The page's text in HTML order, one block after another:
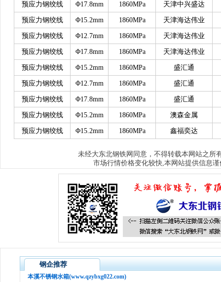
预应力钢绞线 Φ17.8mm 1860MPa 天津中兴盛达
预应力钢绞线 Φ15.2mm 1860MPa 天津海达伟业
预应力钢绞线 Φ12.7mm 1860MPa 天津海达伟业
预应力钢绞线 Φ17.8mm 1860MPa 天津海达伟业
预应力钢绞线 Φ15.2mm 1860MPa 盛汇通
预应力钢绞线 Φ12.7mm 1860MPa 盛汇通
预应力钢绞线 Φ17.8mm 1860MPa 盛汇通
预应力钢绞线 Φ15.2mm 1860MPa 澳森金属
预应力钢绞线 Φ15.2mm 1860MPa 鑫福奕达
未经大东北钢铁网 同意，不得转载本网站之所
市场行情价格变化较快,本网站提供信息
钢企推荐
本溪不锈钢水箱(www.qzybxg022.com)